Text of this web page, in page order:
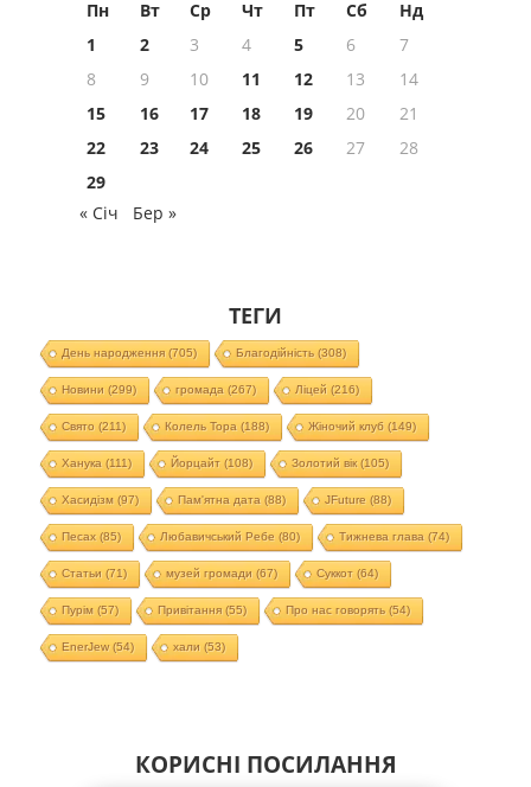
Пн Вт Ср Чт Пт Сб
Нд
1
2 3 4 5 6
7
8
9 10 11 12 13
14
15
16 17 18 19 20
21
22
23 24 25 26 27
28
29
« Січ
Бер »
ТЕГИ
День народження(705) Благодійність (308)
Новини (299) громада (267) Ліцей (216)
Свято (211) Колель Тора (188) Жіночий клуб (149)
Ханука (111) Йорцайт (108) Золотий вік(105)
Хасидізм (97) Пам'ятна дата (88) JFuture (88)
Песах(85) Любавичський Ребе (80) Тижнева глава (74)
Статьи (71) музей громади (67) Суккот (64)
Пурім (57) Привітання(55) Про нас говорять (54)
EnerJew(54) хали (53)
КОРИСНІ ПОСИЛАННЯ